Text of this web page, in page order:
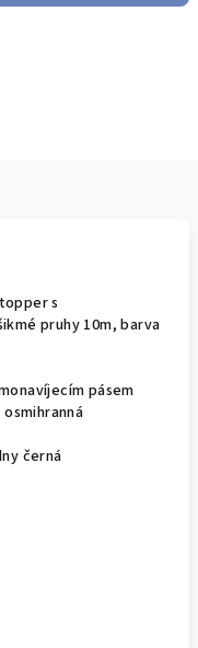
s
pruhy 10m, barva
pásem
černá